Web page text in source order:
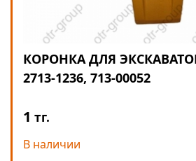
КОРОНКА ДЛЯ
2713-1236, 713-00052
1 тг.
В наличии